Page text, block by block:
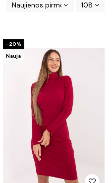
Naujienos pirmos 108
−20%
Nauja